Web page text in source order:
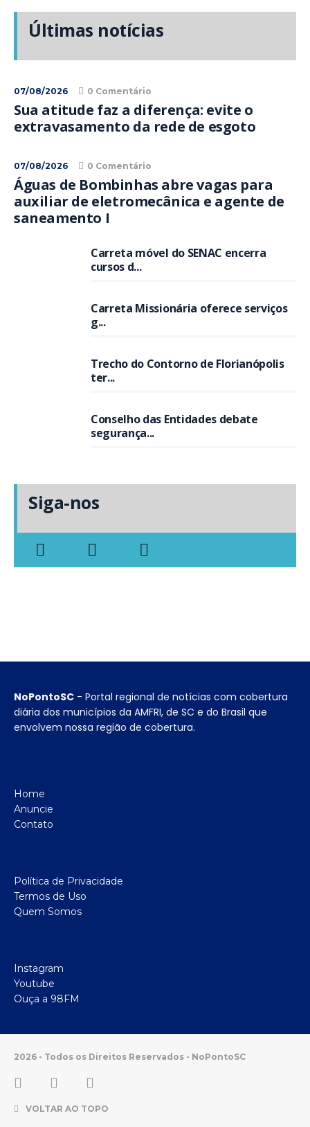
Últimas notícias
07/08/2026 0 Comentário
Sua atitude faz a diferença: evite o
extravasamento da rede de esgoto
07/08/2026 0 Comentário
Águas de Bombinhas abre vagas para
auxiliar de eletromecânica e agente de
saneamento I
Carreta móvel do SENAC encerra
cursos d...
Carreta Missionária oferece serviços
g...
Trecho do Contorno de Florianópolis
ter...
Conselho das Entidades debate
segurança...
Siga-nos
NoPontoSC - Portal regional de notícias com cobertura
diária dos municípios da AMFRI, de SC e do Brasil que
envolvem nossa região de cobertura.
Home
Anuncie
Contato
Política de Privacidade
Termos de Uso
Quem Somos
Instagram
Youtube
Ouça a 98FM
2026 - Todos os Direitos Reservados - NoPontoSC
VOLTAR AO TOPO